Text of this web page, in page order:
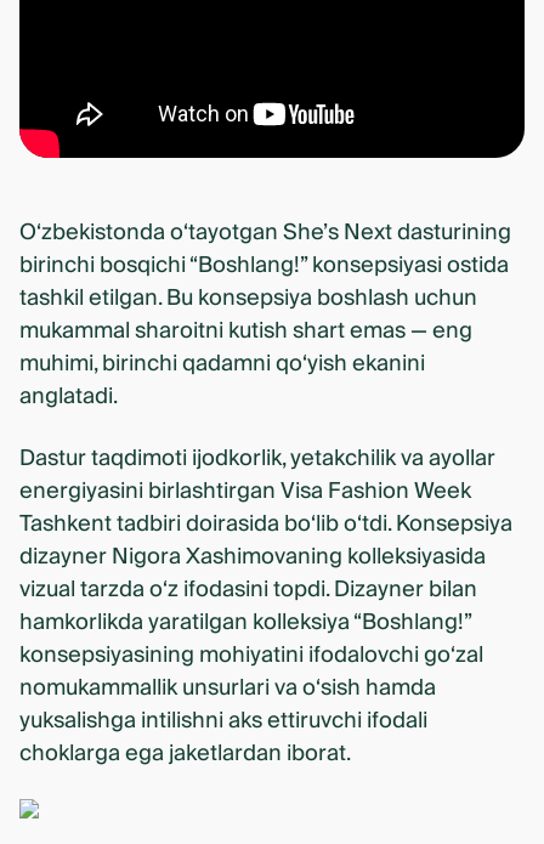
O‘zbekistonda o‘tayotgan She’s Next dasturining
birinchi bosqichi “Boshlang!” konsepsiyasi ostida
tashkil etilgan. Bu konsepsiya boshlash uchun
mukammal sharoitni kutish shart emas — eng
muhimi, birinchi qadamni qo‘yish ekanini
anglatadi.
Dastur taqdimoti ijodkorlik, yetakchilik va ayollar
energiyasini birlashtirgan Visa Fashion Week
Tashkent tadbiri doirasida bo‘lib o‘tdi. Konsepsiya
dizayner Nigora Xashimovaning kolleksiyasida
vizual tarzda o‘z ifodasini topdi. Dizayner bilan
hamkorlikda yaratilgan kolleksiya “Boshlang!”
konsepsiyasining mohiyatini ifodalovchi go‘zal
nomukammallik unsurlari va o‘sish hamda
yuksalishga intilishni aks ettiruvchi ifodali
choklarga ega jaketlardan iborat.